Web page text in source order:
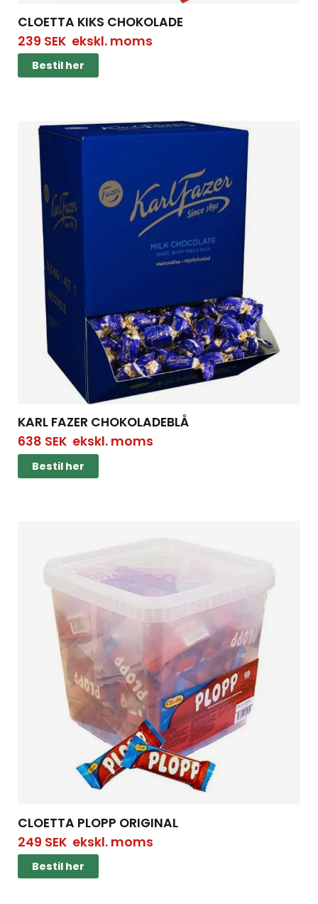
CLOETTA KIKS CHOKOLADE
239 SEKekskl. moms
Bestil her
KARL FAZER CHOKOLADEBLÅ
638 SEKekskl. moms
Bestil her
CLOETTA PLOPP ORIGINAL
249 SEKekskl. moms
Bestil her